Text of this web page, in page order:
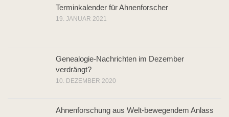
Terminkalender für Ahnenforscher
19. JANUAR 2021
Genealogie-Nachrichten im Dezember
verdrängt?
10. DEZEMBER 2020
Ahnenforschung aus Welt-bewegendem Anlass